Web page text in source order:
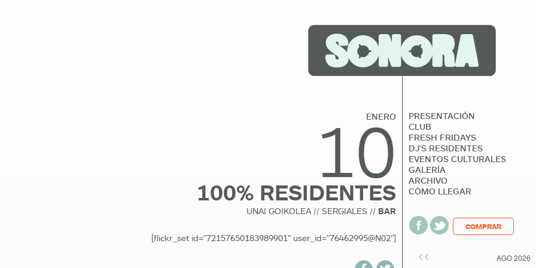
PRESENTACIÓN
CLUB
FRESH FRIDAYS
DJ’S RESIDENTES
EVENTOS CULTURALES
GALERÍA
ARCHIVO
CÓMO LLEGAR
ENERO
10
100% RESIDENTES
UNAI GOIKOLEA // SERGIALES // BAR
[flickr_set id="72157650183989901" user_id="76462995@N02"]
COMPRAR
<< AGO 2026